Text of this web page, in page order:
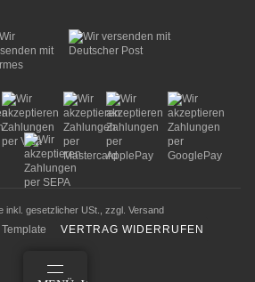
inkl. gesetzlicher USt., zzgl. Versand
VERTRAG WIDERRUFEN